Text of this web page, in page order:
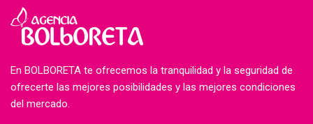
En BOLBORETA te ofrecemos la tranquilidad y la seguridad de
ofrecerte las mejores posibilidades y las mejores condiciones
del mercado.